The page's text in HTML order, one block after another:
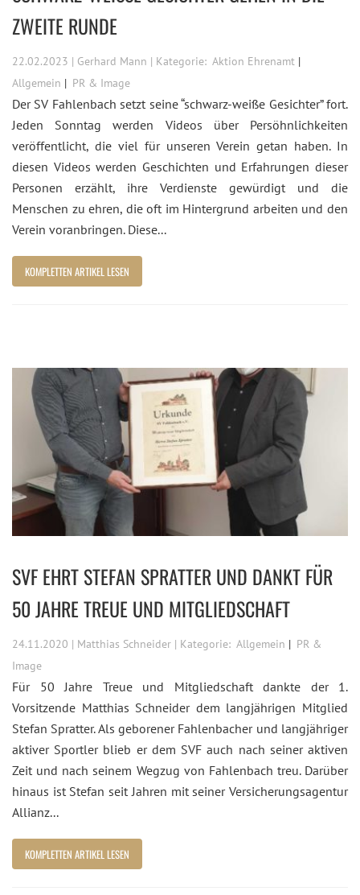
WEITE RUNDE
22.02.2023 | Gerhard Mann | Kategorie: Aktion Ehrenamt
Allgemein
PR & Image
Der SV Fahlenbach setzt seine “schwarz-weiße Gesichter” fort.
Jeden Sonntag werden Videos über Persöhnlichkeiten
veröffentlicht, die viel für unseren Verein getan haben. In
diesen Videos werden Geschichten und Erfahrungen dieser
Personen erzählt, ihre Verdienste gewürdigt und die
Menschen zu ehren, die oft im Hintergrund arbeiten und den
Verein voranbringen. Diese...
KOMPLETTEN ARTIKEL LESEN
SVF EHRT STEFAN SPRATTER UND DANKT FÜR
50 JAHRE TREUE UND MITGLIEDSCHAFT
24.11.2020 | Matthias Schneider | Kategorie: Allgemein
PR &
Image
Für 50 Jahre Treue und Mitgliedschaft dankte der 1.
Vorsitzende Matthias Schneider dem langjährigen Mitglied
Stefan Spratter. Als geborener Fahlenbacher und langjähriger
aktiver Sportler blieb er dem SVF auch nach seiner aktiven
Zeit und nach seinem Wegzug von Fahlenbach treu. Darüber
hinaus ist Stefan seit Jahren mit seiner Versicherungsagentur
Allianz...
KOMPLETTEN ARTIKEL LESEN